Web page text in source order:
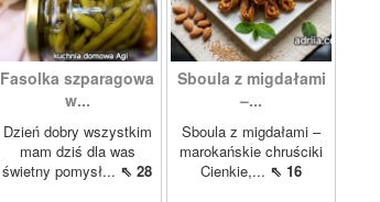
Fasolka szparagowa
w...
Dzień dobry wszystkim
mam dziś dla was
świetny pomysł... ⇖ 28
Sboula z migdałami
–...
Sboula z migdałami –
marokańskie chruściki
Cienkie,... ⇖ 16